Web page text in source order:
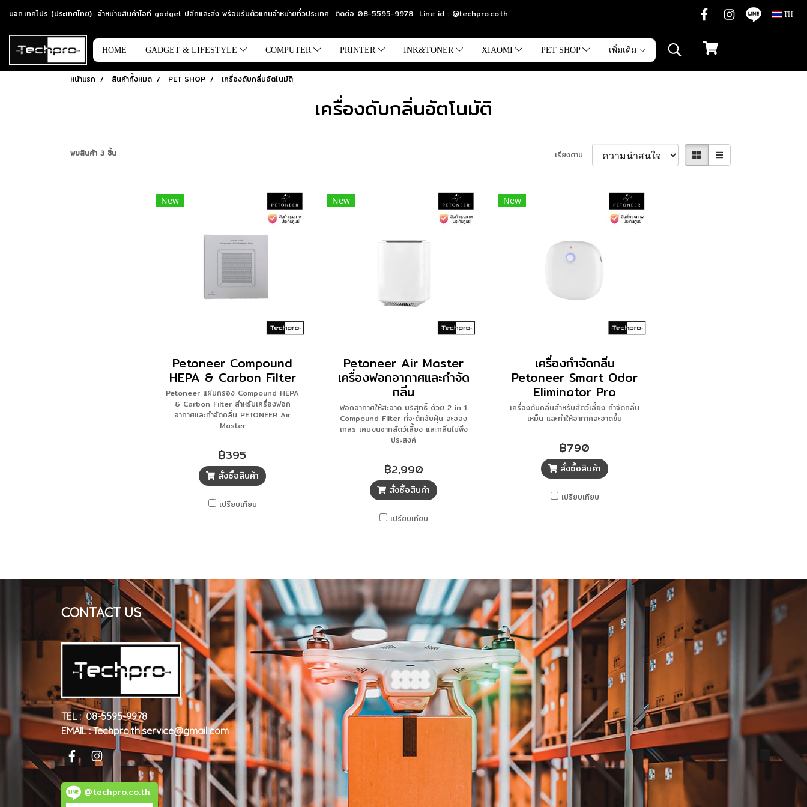
บจก.เทคโปร (ประเทศไทย) จำหน่ายสินค้าไอที gadget ปลีกและส่ง พร้อมรับตัวแทนจำหน่ายทั่วประเทศ ติดต่อ 08-5595-9978 Line id : @techpro.co.th TH
HOME GADGET & LIFESTYLE COMPUTER PRINTER INK&TONER XIAOMI PET SHOP เพิ่มเติม
หน้าแรก สินค้าทั้งหมด PET SHOP เครื่องดับกลิ่นอัตโนมัติ
เครื่องดับกลิ่นอัตโนมัติ
พบสินค้า 3 ชิ้น เรียงตาม
New
Petoneer Compound
HEPA & Carbon Filter
Petoneer แผ่นกรอง Compound HEPA
& Carbon Filter สำหรับเครื่องฟอก
อากาศและกำจัดกลิ่น PETONEER Air
Master
฿395
สั่งซื้อสินค้า
เปรียบเทียบ
New
Petoneer Air Master
เครื่องฟอกอากาศและกำจัด
กลิ่น
ฟอกอากาศให้สะอาด บริสุทธิ์ ด้วย 2 in 1
Compound Filter ที่จะดักจับฝุ่น ละออง
เกสร เศษขนจากสัตว์เลี้ยง และกลิ่นไม่พึง
ประสงค์
฿2,990
สั่งซื้อสินค้า
เปรียบเทียบ
New
เครื่องกำจัดกลิ่น
Petoneer Smart Odor
Eliminator Pro
เครื่องดับกลิ่นสำหรับสัตว์เลี้ยง กำจัดกลิ่น
เหม็น และทำให้อากาศสะอาดขึ้น
฿790
สั่งซื้อสินค้า
เปรียบเทียบ
CONTACT US
TEL : 08-5595-9978
EMAIL : Techpro.th.service@gmail.com
@techpro.co.th